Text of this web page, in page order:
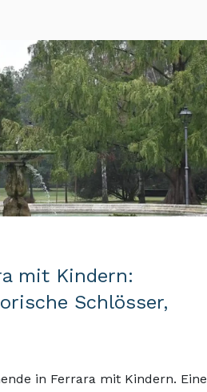
mit Kindern:
Schlösser,
in Ferrara mit Kindern. Eine